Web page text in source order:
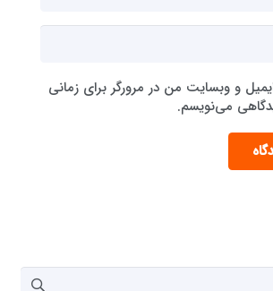
و وبسایت من در مرورگر برای زمانی
می‌نویسم.